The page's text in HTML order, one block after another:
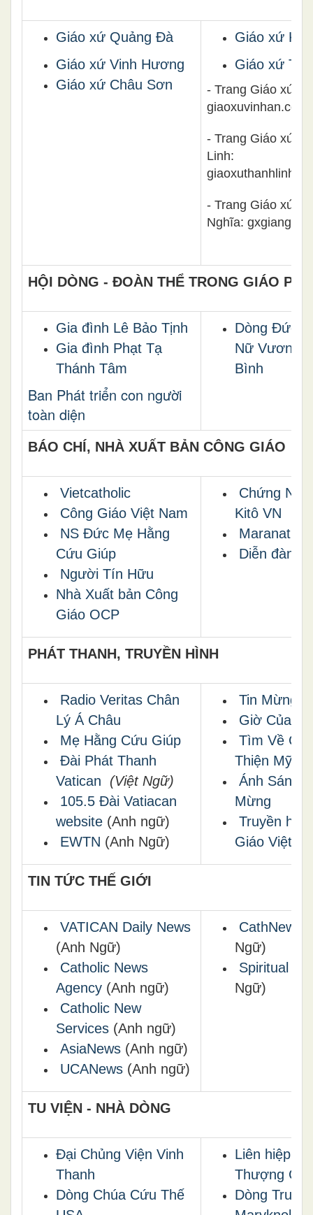
Giáo xứ Quảng Đà
Giáo xứ Vinh Hương
Giáo xứ Châu Sơn
Giáo xứ
Giáo xứ
- Trang Giáo xứ
giaoxuvinhan.com
- Trang Giáo xứ
Linh:
- Trang Giáo xứ
Nghĩa:
HỘI DÒNG - ĐOÀN THỂ TRONG GIÁO
Gia đình Lê Bảo Tịnh
Gia đình Phạt Tạ
Thánh Tâm
Ban Phát triển con người
toàn diện
Dòng Đức
Nữ Vương
Bình
BÁO CHÍ, NHÀ XUẤT BẢN CÔNG GIÁO
Vietcatholic
Công Giáo Việt Nam
NS Ðức Mẹ Hằng
Cứu Giúp
Người Tín Hữu
Nhà Xuất bản Công
Giáo OCP
Chứng
Kitô VN
Maranatha
Diễn đàn
PHÁT THANH, TRUYỀN HÌNH
Radio Veritas Chân
Lý Á Châu
Mẹ Hằng Cứu Giúp
Ðài Phát Thanh
Vatican
(Việt Ngữ)
105.5 Đài Vatiacan
website (Anh ngữ)
EWTN (Anh Ngữ)
Tin Mừng
Giờ Của
Tìm Về
Thiện Mỹ
Ánh Sáng
Mừng
Truyền
Giáo Việt
TIN TỨC THẾ GIỚI
VATICAN Daily News
(Anh Ngữ)
Catholic News
Agency (Anh ngữ)
Catholic New
Services (Anh ngữ)
AsiaNews (Anh ngữ)
UCANews (Anh ngữ)
CathNews
Ngữ)
Spiritual
Ngữ)
TU VIỆN - NHÀ DÒNG
Đại Chủng Viện Vinh
Thanh
Dòng Chúa Cứu Thế
Liên hiệp
Thượng Cấp
Dòng